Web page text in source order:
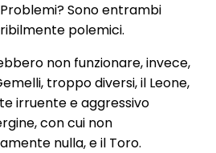
Sono entrambi
polemici.
non funzionare, invece,
troppo diversi, il Leone,
irruente e aggressivo
con cui non
nulla, e il Toro.
can find more information about the
use of cookies and allow them for one
cookies as well as to the processing of
purposes stated above. If you click on
are technically necessary to provide you